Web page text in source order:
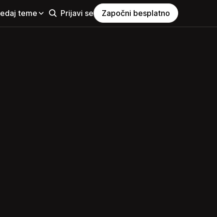
teme Prijavi se Započni besplatno